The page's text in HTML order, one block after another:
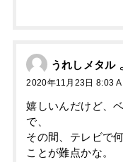
うれしメタル
2020年11月23日 8:03
嬉しいんだけど、
で、
その間、テレビで
ことが難点かな。